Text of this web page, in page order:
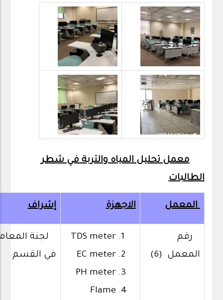
معمل تحليل المياه والتربة في شطر
الطالبات
المعمل الاجهزة إشراف
رقم
المعمل (6)
TDS meter
EC meter
PH meter
Flame
لجنة
في القسم